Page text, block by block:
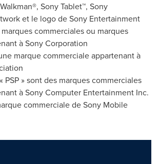
Sony Tablet™, Sony
et le logo de Sony Entertainment
commerciales ou marques
à Sony Corporation
marque commerciale appartenant à
PSP » sont des marques commerciales
à Sony Computer Entertainment Inc.
commerciale de Sony Mobile